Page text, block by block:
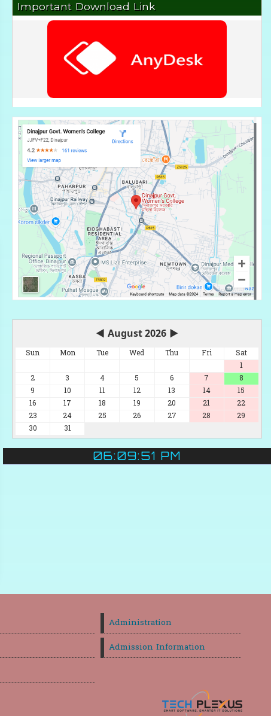
Important Download Link
◀ August 2026 ▶
Sun Mon Tue Wed Thu Fri
Sat
1
2
3 4 5 6 7
8
9
10 11 12 13 14
15
16
17 18 19 20 21
22
23
24 25 26 27 28
29
30
31
06:09:51 PM
Administration
Admission Information